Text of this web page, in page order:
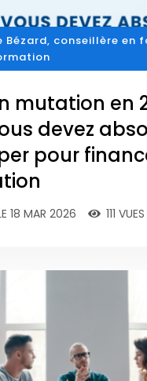
Bézard, conseillère en
mutation en
devez
pour
18 MAR 2026 111 VUES